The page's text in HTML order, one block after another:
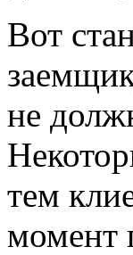
Вот
не
тем
момент